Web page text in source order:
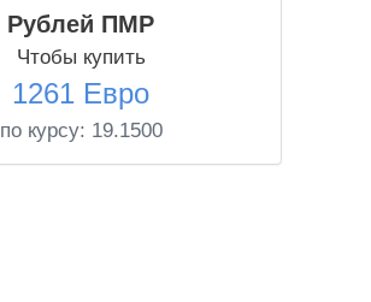
Рублей ПМР
Чтобы купить
1261 Евро
по курсу: 19.1500